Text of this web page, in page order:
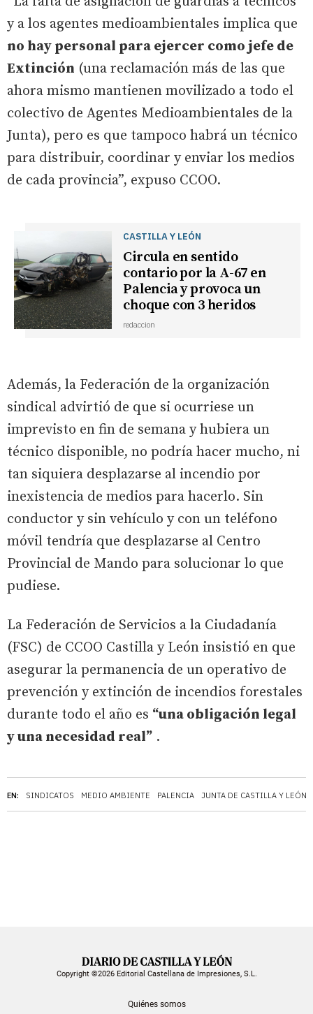
EN: SINDICATOS MEDIO AMBIENTE PALENCIA JUNTA DE CASTILLA Y LEÓN
y a los agentes medioambientales implica que
no hay personal para ejercer como jefe de
Extinción (una reclamación más de las que
ahora mismo mantienen movilizado a todo el
colectivo de Agentes Medioambientales de la
Junta), pero es que tampoco habrá un técnico
para distribuir, coordinar y enviar los medios
de cada provincia”, expuso CCOO.
CASTILLA Y LEÓN
Circula en sentido
contario por la A-67 en
Palencia y provoca un
choque con 3 heridos
redaccion
Además, la Federación de la organización
sindical advirtió de que si ocurriese un
imprevisto en fin de semana y hubiera un
técnico disponible, no podría hacer mucho, ni
tan siquiera desplazarse al incendio por
inexistencia de medios para hacerlo. Sin
conductor y sin vehículo y con un teléfono
móvil tendría que desplazarse al Centro
Provincial de Mando para solucionar lo que
pudiese.
La Federación de Servicios a la Ciudadanía
(FSC) de CCOO Castilla y León insistió en que
asegurar la permanencia de un operativo de
prevención y extinción de incendios forestales
durante todo el año es “una obligación legal
y una necesidad real” .
Copyright ©2026 Editorial Castellana de Impresiones, S.L.
Quiénes somos